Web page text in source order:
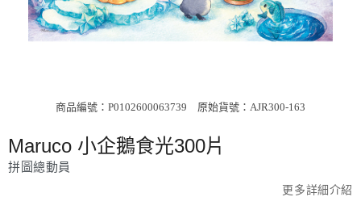
商品編號：P0102600063739 原始貨號：AJR300-163
Maruco 小企鵝食光300片
拼圖總動員
更多詳細介紹